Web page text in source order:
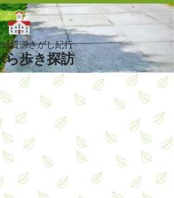
資源さがし紀行
ら歩き探訪